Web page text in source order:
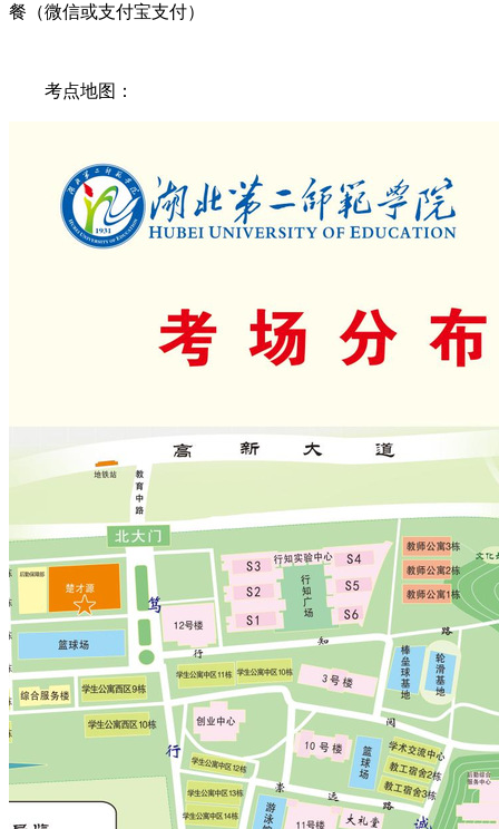
餐（微信或支付宝支付）
考点地图：